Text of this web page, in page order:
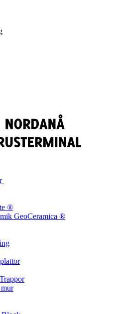
®
GeoCeramica ®